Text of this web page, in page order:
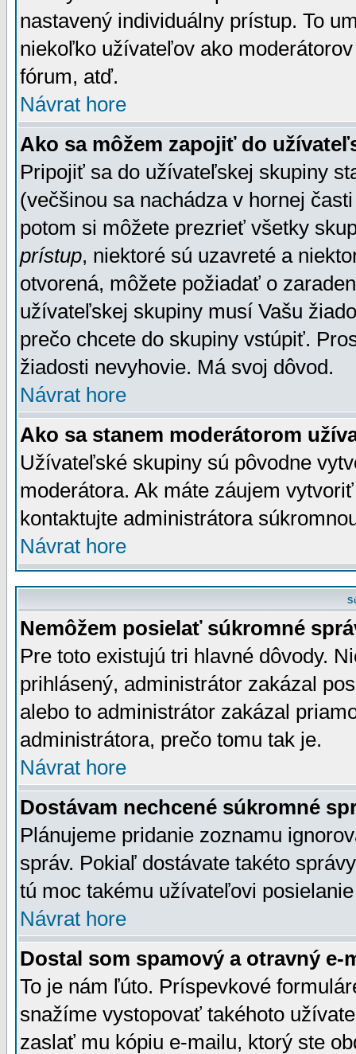
nastavený individuálny prístup. To
niekoľko užívateľov ako
fórum, atď.
Návrat hore
Ako sa môžem zapojiť do
Pripojiť sa do užívateľskej skupiny
(večšinou sa nachádza v hornej
potom si môžete prezrieť všetky
prístup, niektoré sú uzavreté a
otvorená, môžete požiadať o
užívateľskej skupiny musí Vašu
prečo chcete do skupiny vstúpiť.
žiadosti nevyhovie. Má svoj dôvod.
Návrat hore
Ako sa stanem moderátorom
Užívateľské skupiny sú pôvodne
moderátora. Ak máte záujem
kontaktujte administrátora
Návrat hore
Nemôžem posielať súkromné
Pre toto existujú tri hlavné dôvody.
prihlásený, administrátor zakázal
alebo to administrátor zakázal
administrátora, prečo tomu tak je.
Návrat hore
Dostávam nechcené súkromné
Plánujeme pridanie zoznamu
správ. Pokiaľ dostávate takéto
tú moc takému užívateľovi
Návrat hore
Dostal som spamový a otravný e-
To je nám ľúto. Príspevkové
snažíme vystopovať takéhoto
zaslať mu kópiu e-mailu, ktorý ste